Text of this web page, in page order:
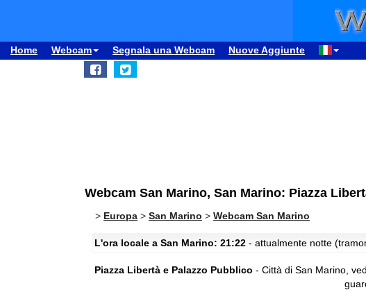
Home Webcam Segnala una Webcam Nuove Aggiunte
Webcam San Marino, San Marino: Piazza
> Europa > San Marino > Webcam San Marino
L'ora locale a San Marino: 21:22 - attualmente notte
Piazza Libertà e Palazzo Pubblico - Città di San Marino,